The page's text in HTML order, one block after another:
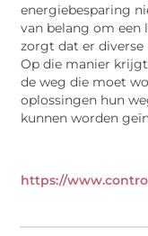
energiebesparing
van belang om
zorgt dat er
Op die manier
de weg die moet
oplossingen hun
kunnen worden
https://